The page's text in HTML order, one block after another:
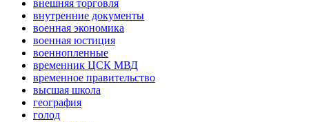
внешняя торговля
внутренние документы
военная экономика
военная юстиция
военнопленные
временник ЦСК МВД
временное правительство
высшая школа
география
голод